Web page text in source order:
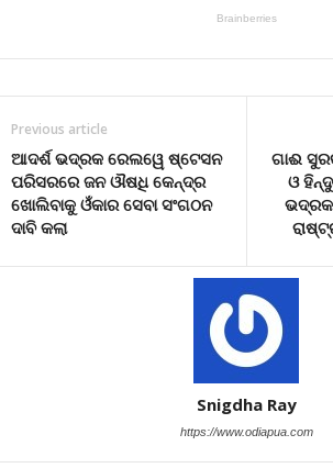
Previous article
ଆଦର୍ଶ ଭଦ୍ରକ ରେଲୱେ ଷ୍ଟେସନ
ପରିସରରେ ଜନ ଔଷଧି କେନ୍ଦ୍ର
ଖୋଲିବାକୁ ଓଁକାର ସେବା ସଂଗଠନ
ଦାବି କଲା
ଗାଈ
ଓ
Snigdha Ray
https://www.odiapua.com